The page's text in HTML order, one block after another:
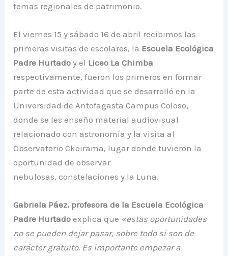
temas regionales de patrimonio.
El viernes 15 y sábado 16 de abril recibimos las
primeras visitas de escolares, la Escuela Ecológica
Padre Hurtado y el Liceo La Chimba
respectivamente, fueron los primeros en formar
parte de esta actividad que se desarrolló en la
Universidad de Antofagasta Campus Coloso,
donde se les enseño material audiovisual
relacionado con astronomía y la visita al
Observatorio Ckoirama, lugar donde tuvieron la
oportunidad de observar
nebulosas, constelaciones y la Luna.
Gabriela Páez, profesora de la Escuela Ecológica
Padre Hurtado explica que «estas oportunidades
no se pueden dejar pasar, sobre todo si son de
carácter gratuito. Es importante empezar a